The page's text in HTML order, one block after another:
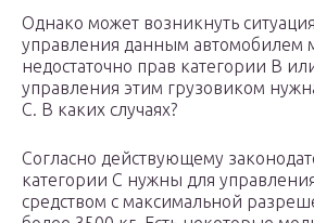
Однако может возникнуть
управления данным автомобилем
недостаточно прав категории В
управления этим грузовиком
С. В каких случаях?
Согласно действующему
категории С нужны для
средством с максимальной